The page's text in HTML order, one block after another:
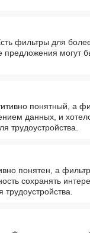
фильтры для
предложения могут
понятный, а
данных, и
трудоустройства.
понятен, а
сохранять